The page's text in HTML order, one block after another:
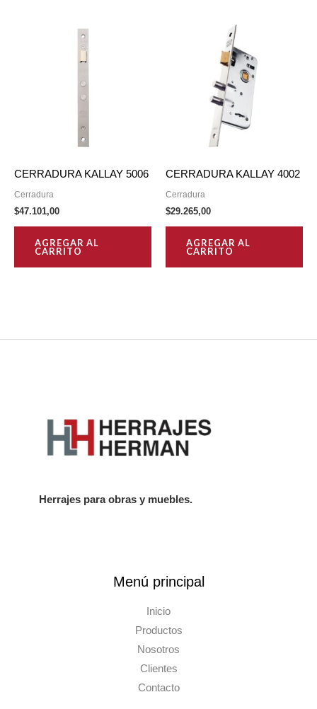
CERRADURA KALLAY 5006
Cerradura
$47.101,00
AGREGAR AL
CARRITO
CERRADURA KALLAY 4002
Cerradura
$29.265,00
AGREGAR AL
CARRITO
Herrajes para obras y muebles.
Menú principal
Inicio
Productos
Nosotros
Clientes
Contacto